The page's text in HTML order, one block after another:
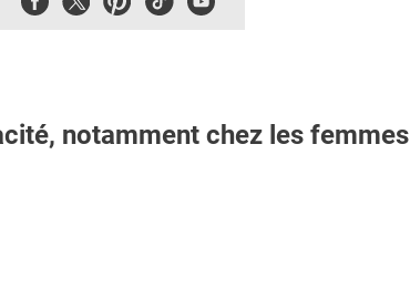
notamment chez les femmes